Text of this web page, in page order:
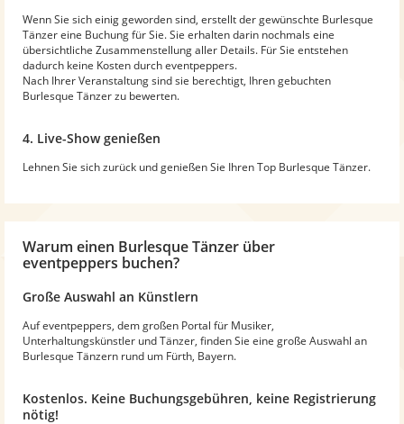
Wenn Sie sich einig geworden sind, erstellt der gewünschte Burlesque
Tänzer eine Buchung für Sie. Sie erhalten darin nochmals eine
übersichtliche Zusammenstellung aller Details. Für Sie entstehen
dadurch keine Kosten durch eventpeppers.
Nach Ihrer Veranstaltung sind sie berechtigt, Ihren gebuchten
Burlesque Tänzer zu bewerten.
4. Live-Show genießen
Lehnen Sie sich zurück und genießen Sie Ihren Top Burlesque Tänzer.
Warum einen Burlesque Tänzer über
eventpeppers buchen?
Große Auswahl an Künstlern
Auf eventpeppers, dem großen Portal für Musiker,
Unterhaltungskünstler und Tänzer, finden Sie eine große Auswahl an
Burlesque Tänzern rund um Fürth, Bayern.
Kostenlos. Keine Buchungsgebühren, keine Registrierung
nötig!